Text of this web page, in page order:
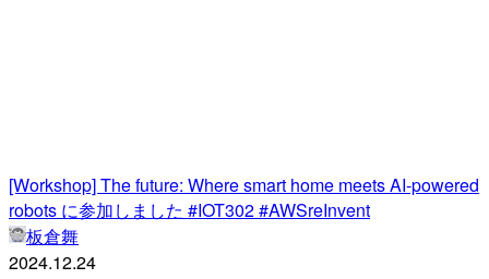
[Workshop] The future: Where smart home meets AI-powered
robots に参加しました #IOT302 #AWSreInvent
板倉舞
2024.12.24